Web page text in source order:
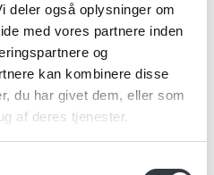
deler også oplysninger om
med vores partnere inden
og
kan kombinere disse
du har givet dem, eller som
af deres tjenester.